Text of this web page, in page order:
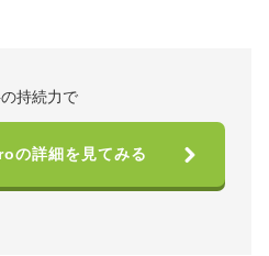
持続力で
の詳細を見てみる